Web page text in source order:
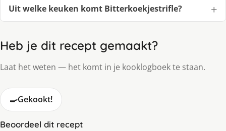
Uit welke keuken komt Bitterkoekjestrifle?
Heb je dit recept gemaakt?
Laat het weten — het komt in je kooklogboek te staan.
🍳Gekookt!
Beoordeel dit recept